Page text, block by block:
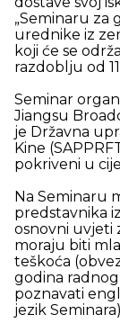
„Seminaru za
urednike iz
koji će se
razdoblju od
Seminar
Jiangsu
je Državna
Kine
pokriveni u
Na Seminaru
predstavnika
osnovni uvjeti
moraju biti
teškoća
godina
poznavati
jezik